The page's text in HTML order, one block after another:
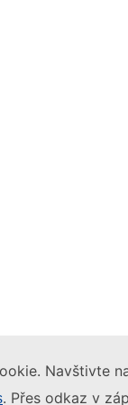
Navštivte
. Přes odkaz v